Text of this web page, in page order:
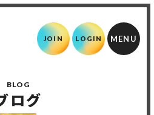
JOIN LOGIN
BLOG
ログ